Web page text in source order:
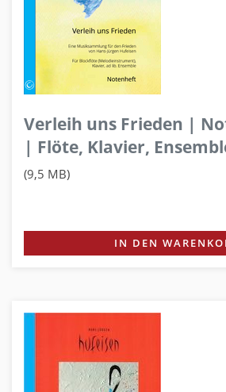
Verleih uns Frieden |
| Flöte, Klavier,
(9,5 MB)
IN DEN